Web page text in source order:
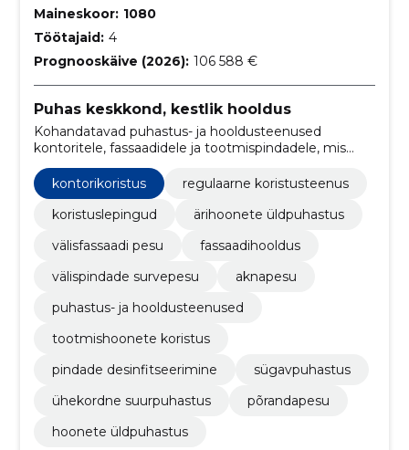
Maineskoor: 1080
Töötajaid: 4
Prognooskäive (2026): 106 588 €
Puhas keskkond, kestlik hooldus
Kohandatavad puhastus- ja hooldusteenused
kontoritele, fassaadidele ja tootmispindadele, mis
vähendavad hoolduskulusid.
kontorikoristus
regulaarne koristusteenus
koristuslepingud
ärihoonete üldpuhastus
välisfassaadi pesu
fassaadihooldus
välispindade survepesu
aknapesu
puhastus- ja hooldusteenused
tootmishoonete koristus
pindade desinfitseerimine
sügavpuhastus
ühekordne suurpuhastus
põrandapesu
hoonete üldpuhastus